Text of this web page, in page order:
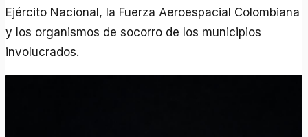
Ejército Nacional, la Fuerza Aeroespacial Colombiana
y los organismos de socorro de los municipios
involucrados.